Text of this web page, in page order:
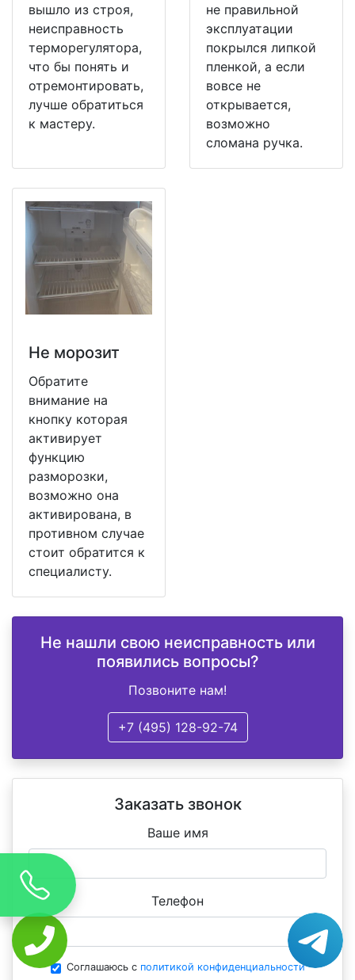
вышло из строя,
неисправность
терморегулятора,
что бы понять и
отремонтировать,
лучше обратиться
к мастеру.
не правильной
эксплуатации
покрылся липкой
пленкой, а если
вовсе не
открывается,
возможно
сломана ручка.
Не морозит
Обратите
внимание на
кнопку которая
активирует
функцию
разморозки,
возможно она
активирована, в
противном случае
стоит обратится к
специалисту.
Не нашли свою неисправность или
появились вопросы?
Позвоните нам!
+7 (495) 128-92-74
Заказать звонок
Ваше имя
Телефон
Соглашаюсь с политикой конфиденциальности